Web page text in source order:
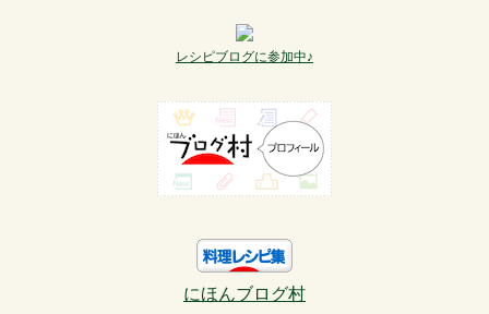
レシピブログに参加中♪
にほんブログ村